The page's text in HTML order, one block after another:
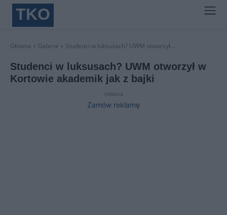
TKO
Główna Galerie Studenci w luksusach? UWM otworzył...
Studenci w luksusach? UWM otworzył w
Kortowie akademik jak z bajki
reklama
Zamów reklamę